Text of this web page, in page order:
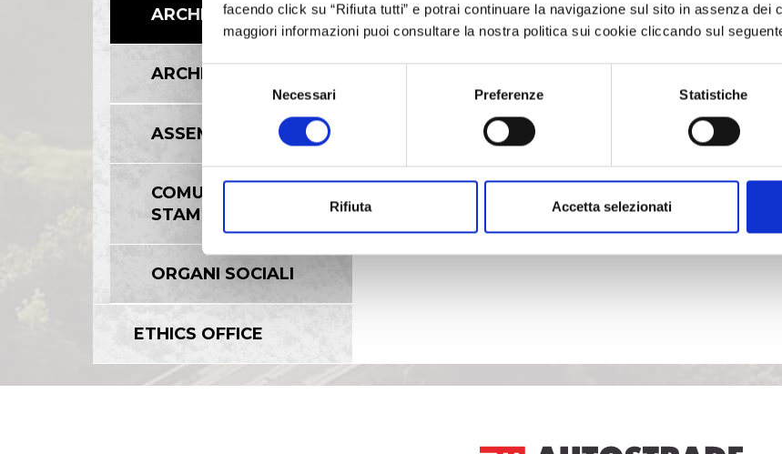
facendo click su “Rifiuta tutti” e potrai continuare la navigazione sul sito in assenza dei
maggiori informazioni puoi consultare la nostra politica sui cookie cliccando sul
Necessari Preferenze Statistiche
Rifiuta Accetta selezionati
ARCHIVIO 2007
ARCHIVIO 2008
ASSEMBLEE
COMUNICATI
STAMPA
ORGANI SOCIALI
ETHICS OFFICE